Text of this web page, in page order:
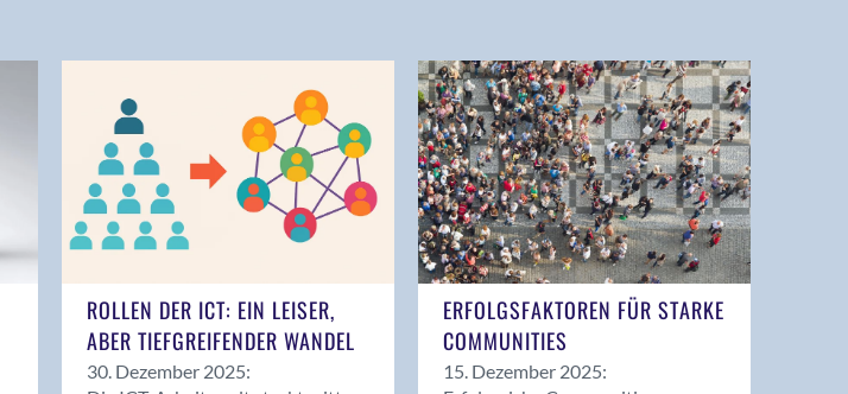
Andelfingen
Balsthal
Balzers
Bassersdorf
ROLLEN DER ICT: EIN LEISER,
ABER TIEFGREIFENDER WANDEL
30. Dezember 2025:
ERFOLGSFAKTOREN FÜR STARKE
COMMUNITIES
15. Dezember 2025: